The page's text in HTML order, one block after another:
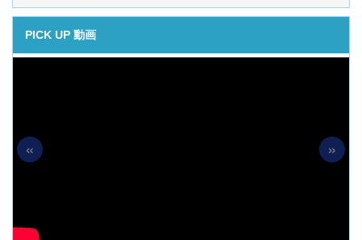
PICK UP 動画
« »